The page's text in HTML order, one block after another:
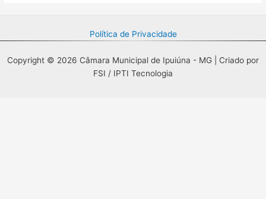
Política de Privacidade
Copyright © 2026 Câmara Municipal de Ipuiúna - MG | Criado por
FSI / IPTI Tecnologia